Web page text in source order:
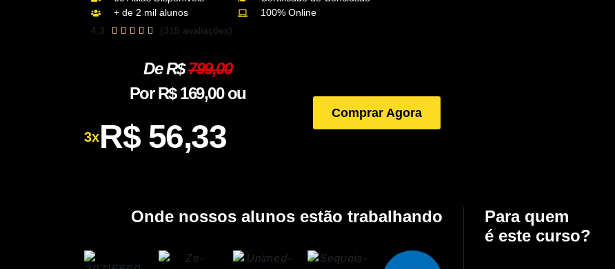
+ de 2 mil alunos
100% Online
4,3
     (315 avaliações)
De R$ 799,00
Por R$ 169,00 ou
3xR$ 56,33
Comprar Agora
Onde nossos alunos estão trabalhando
Para quem
é este curso?